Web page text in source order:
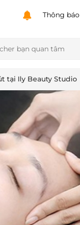
Thông báo
tại Ily Beauty Studio